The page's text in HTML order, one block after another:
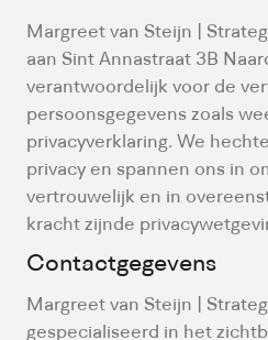
Margreet van Steijn |
aan Sint Annastraat 3B
verantwoordelijk voor de
persoonsgegevens zoals
privacyverklaring. We
privacy en spannen ons in
vertrouwelijk en in
kracht zijnde
Contactgegevens
Margreet van Steijn |
gespecialiseerd in het